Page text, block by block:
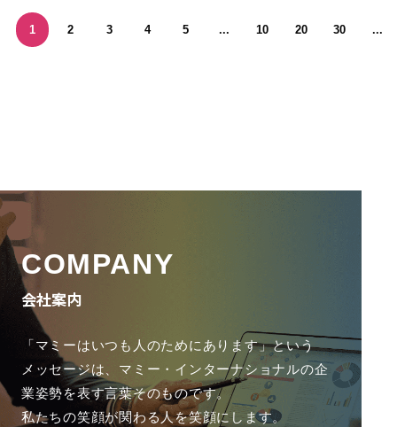
1 2 3 4 5 ... 10 20 30 ...
COMPANY
会社案内
「マミーはいつも人のためにあります」という
メッセージは、 マミー・インターナショナルの企
業姿勢を表す言葉そのものです。
私たちの笑顔が関わる人を笑顔にします。